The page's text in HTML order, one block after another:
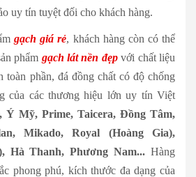
uy tín tuyệt đối cho khách hàng.
gạch giá rẻ, khách hàng còn có thể
phẩm gạch lát nền đẹp với chất liệu
toàn phần, đá đồng chất có độ chống
của các thương hiệu lớn uy tín Việt
Ý Mỹ, Prime, Taicera, Đồng Tâm,
Mikado, Royal (Hoàng Gia),
Hà Thanh, Phương Nam... Hàng
phong phú, kích thước đa dạng của